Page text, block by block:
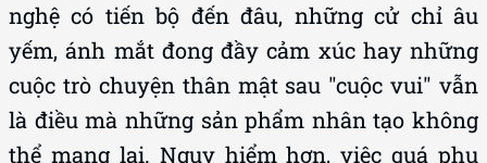
nghệ có tiến bộ đến đâu, những cử chỉ âu
yếm, ánh mắt đong đầy cảm xúc hay những
cuộc trò chuyện thân mật sau "cuộc vui" vẫn
là điều mà những sản phẩm nhân tạo không
thể mang lại. Nguy hiểm hơn, việc quá phụ